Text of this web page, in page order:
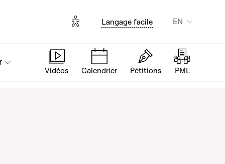
Options d'accessibilité
Langage facile EN
Vidéos Calendrier Pétitions PML